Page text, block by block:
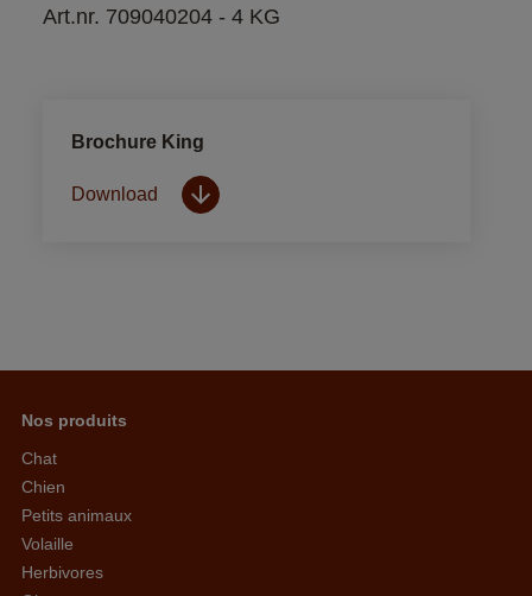
Art.nr. 709040204 - 4 KG
Brochure King
Download
Nos produits
Chat
Chien
Petits animaux
Volaille
Herbivores